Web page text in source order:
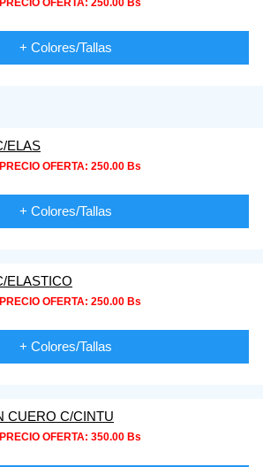
PRECIO OFERTA: 250.00 Bs
+ Colores/Tallas
PRECIO OFERTA: 250.00 Bs
+ Colores/Tallas
PRECIO OFERTA: 250.00 Bs
+ Colores/Tallas
PRECIO OFERTA: 350.00 Bs